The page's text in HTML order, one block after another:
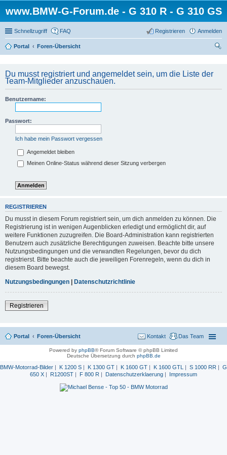
www.BMW-G-Forum.de - G 310 R - G 310 GS
Schnellzugriff FAQ Anmelden
Registrieren
Portal
Foren-Übersicht
Du musst registriert und angemeldet sein, um die Liste der
Team-Mitglieder anzuschauen.
Benutzername:
Passwort:
Ich habe mein Passwort vergessen
Angemeldet bleiben
Meinen Online-Status während dieser Sitzung verbergen
REGISTRIEREN
Du musst in diesem Forum registriert sein, um dich anmelden zu können. Die
Registrierung ist in wenigen Augenblicken erledigt und ermöglicht dir, auf
weitere Funktionen zuzugreifen. Die Board-Administration kann registrierten
Benutzern auch zusätzliche Berechtigungen zuweisen. Beachte bitte unsere
Nutzungsbedingungen und die verwandten Regelungen, bevor du dich
registrierst. Bitte beachte auch die jeweiligen Forenregeln, wenn du dich in
diesem Board bewegst.
Nutzungsbedingungen | Datenschutzrichtlinie
Registrieren
Portal Foren-Übersicht Das Team
Kontakt
Powered by phpBB® Forum Software © phpBB Limited
Deutsche Übersetzung durch phpBB.de
BMW-Motorrad-Bilder | K 1200 S | K 1300 GT | K 1600 GT | K 1600 GTL | S 1000 RR | G
650 X | R1200ST | F 800 R | Datenschutzerklaerung | Impressum